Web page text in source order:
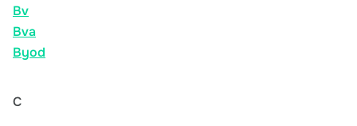
Bv
Bva
Byod
C